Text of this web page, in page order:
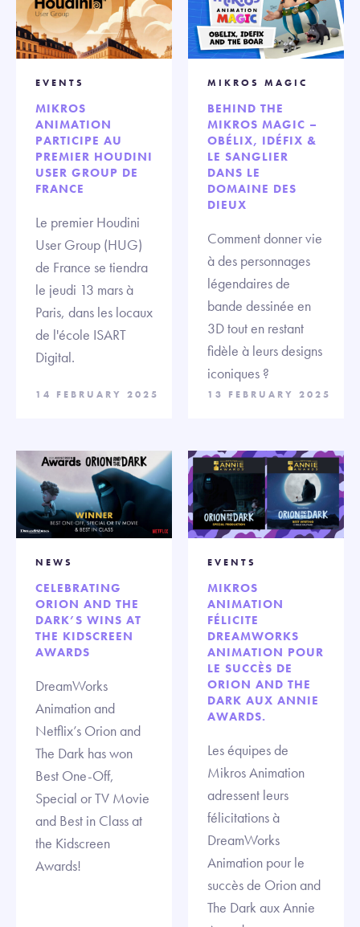
EVENTS
MIKROS
ANIMATION
PARTICIPE AU
PREMIER HOUDINI
USER GROUP DE
FRANCE
Le premier Houdini
User Group (HUG)
de France se tiendra
le jeudi 13 mars à
Paris, dans les locaux
de l'école ISART
Digital.
14 FEBRUARY 2025
MIKROS MAGIC
BEHIND THE
MIKROS MAGIC –
OBÉLIX, IDÉFIX &
LE SANGLIER
DANS LE
DOMAINE DES
DIEUX
Comment donner vie
à des personnages
légendaires de
bande dessinée en
3D tout en restant
fidèle à leurs designs
iconiques ?
13 FEBRUARY 2025
NEWS
CELEBRATING
ORION AND THE
DARK’S WINS AT
THE KIDSCREEN
AWARDS
DreamWorks
Animation and
Netflix’s Orion and
The Dark has won
Best One-Off,
Special or TV Movie
and Best in Class at
the Kidscreen
Awards!
EVENTS
MIKROS
ANIMATION
FÉLICITE
DREAMWORKS
ANIMATION POUR
LE SUCCÈS DE
ORION AND THE
DARK AUX ANNIE
AWARDS.
Les équipes de
Mikros Animation
adressent leurs
félicitations à
DreamWorks
Animation pour le
succès de Orion and
The Dark aux Annie